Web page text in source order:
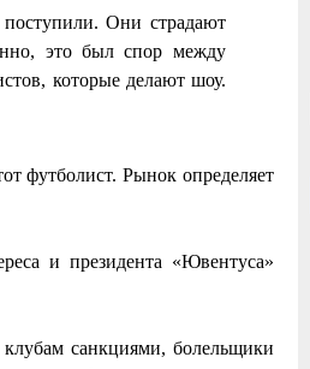
Они страдают
это был спор между
которые делают шоу.
футболист. Рынок определяет
и президента «Ювентуса»
санкциями, болельщики